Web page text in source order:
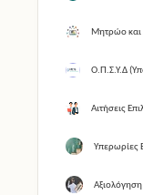
Μητρώο και
Ο.Π.Σ.Υ.Δ
Αιτήσεις
Υπερωρίες